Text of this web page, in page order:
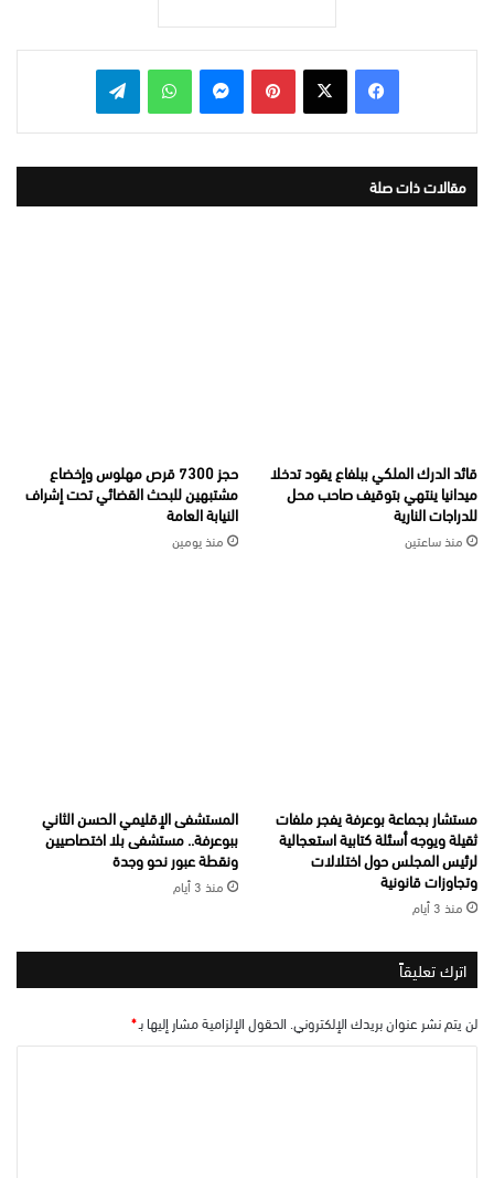
بينتيريست واتساب
مقالات ذات صلة
قائد الدرك الملكي ببلفاع يقود تدخلا
ميدانيا ينتهي بتوقيف صاحب محل
للدراجات النارية
منذ ساعتين
حجز 7300 قرص مهلوس وإخضاع
مشتبهين للبحث القضائي تحت إشراف
النيابة العامة
منذ يومين
مستشار بجماعة بوعرفة يفجر ملفات
ثقيلة ويوجه أسئلة كتابية استعجالية
لرئيس المجلس حول اختلالات
وتجاوزات قانونية
منذ 3 أيام
المستشفى الإقليمي الحسن الثاني
ببوعرفة.. مستشفى بلا اختصاصيين
ونقطة عبور نحو وجدة
منذ 3 أيام
اترك تعليقاً
لن يتم نشر عنوان بريدك الإلكتروني. الحقول الإلزامية مشار إليها بـ*